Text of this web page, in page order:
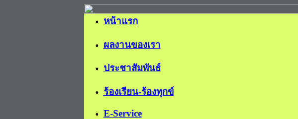
หน้าแรก
ผลงานของเรา
ประชาสัมพันธ์
ร้องเรียน-ร้องทุกข์
E-Service